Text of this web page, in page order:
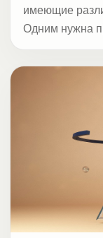
имеющие
Одним нужна
Объедините